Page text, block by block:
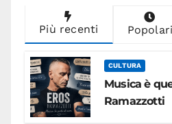
Più recenti Popolari
CULTURA
Musica è
Ramazzotti